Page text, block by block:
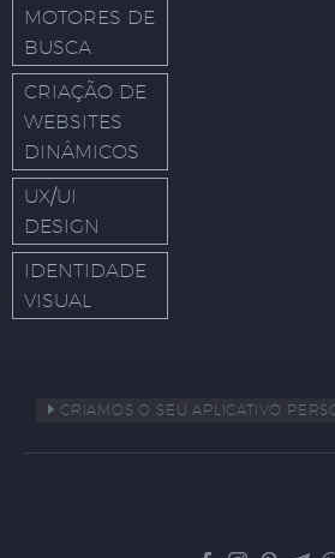
MOTORES DE
BUSCA
CRIAÇÃO DE
WEBSITES
DINÂMICOS
UX/UI
DESIGN
IDENTIDADE
VISUAL
CRIAMOS O SEU APLICATIVO